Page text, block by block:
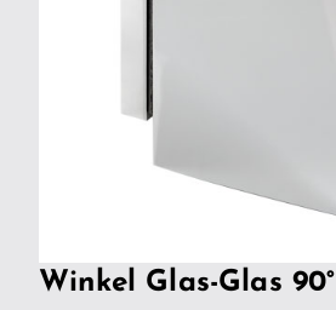
Winkel Glas-Glas 90°